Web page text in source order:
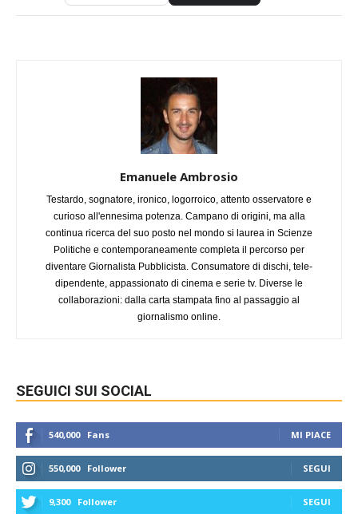
Emanuele Ambrosio
Testardo, sognatore, ironico, logorroico, attento osservatore e
curioso all'ennesima potenza. Campano di origini, ma alla
continua ricerca del suo posto nel mondo si laurea in Scienze
Politiche e contemporaneamente completa il percorso per
diventare Giornalista Pubblicista. Consumatore di dischi, tele-
dipendente, appassionato di cinema e serie tv. Diverse le
collaborazioni: dalla carta stampata fino al passaggio al
giornalismo online.
SEGUICI SUI SOCIAL
540,000 Fans MI PIACE
550,000 Follower SEGUI
9,300 Follower SEGUI